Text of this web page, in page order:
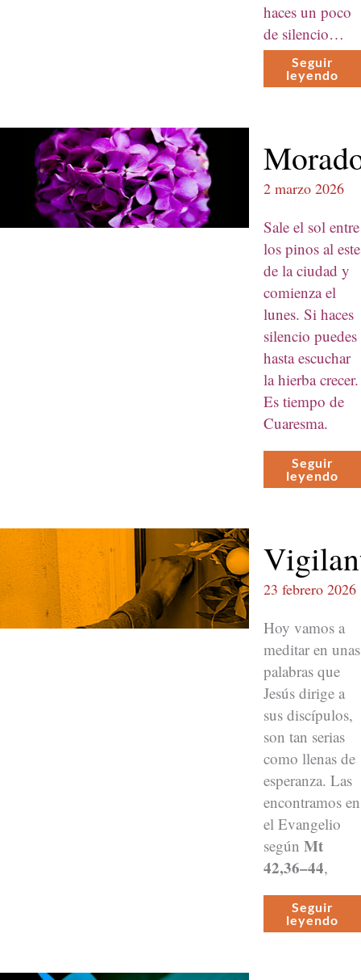
haces un poco
de silen­cio…
Seguir
leyen­do
2 marzo 2026
Sale el sol entre
los pinos al este
de la ciu­dad y
comien­za el
lunes. Si haces
silen­cio puedes
has­ta escuchar
la hier­ba cre­cer.
Es tiem­po de
Cuares­ma.
Seguir
leyen­do
23 febrero 2026
Hoy vamos a
med­i­tar en unas
pal­abras que
Jesús dirige a
sus dis­cípu­los,
son tan serias
como llenas de
esper­an­za. Las
encon­tramos en
el Evan­ge­lio
segúnMt
42,36–44,
Seguir
leyen­do